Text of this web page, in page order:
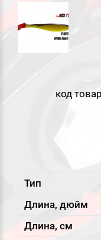
код
Тип
Длина, дюйм
Длина, см